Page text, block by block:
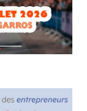
Set
&
Match